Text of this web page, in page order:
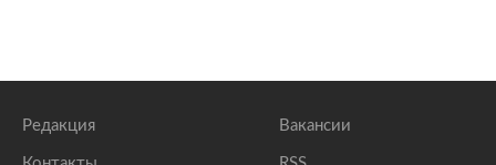
Редакция Вакансии